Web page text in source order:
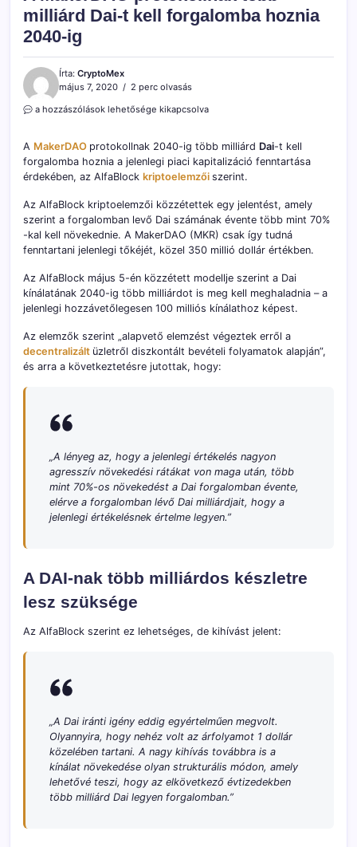
milliárd Dai-t kell forgalomba hoznia
2040-ig
Írta: CryptoMex
május 7, 2020
2 perc olvasás
A
több
milliárd
Dai-
kell
forgalomba
hoznia
2040-
bejegyzéshez
a hozzászólások lehetősége kikapcsolva
A MakerDAO protokollnak 2040-ig több milliárd Dai-t kell
forgalomba hoznia a jelenlegi piaci kapitalizáció fenntartása
érdekében, az AlfaBlock kriptoelemzői szerint.
Az AlfaBlock kriptoelemzői közzétettek egy jelentést, amely
szerint a forgalomban levő Dai számának évente több mint 70%
-kal kell növekednie. A MakerDAO (MKR) csak így tudná
fenntartani jelenlegi tőkéjét, közel 350 millió dollár értékben.
Az AlfaBlock május 5-én közzétett modellje szerint a Dai
kínálatának 2040-ig több milliárdot is meg kell meghaladnia – a
jelenlegi hozzávetőlegesen 100 milliós kínálathoz képest.
Az elemzők szerint „alapvető elemzést végeztek erről a
decentralizált üzletről diszkontált bevételi folyamatok alapján”,
és arra a következtetésre jutottak, hogy:
„A lényeg az, hogy a jelenlegi értékelés nagyon
agresszív növekedési rátákat von maga után, több
mint 70%-os növekedést a Dai forgalomban évente,
elérve a forgalomban lévő Dai milliárdjait, hogy a
jelenlegi értékelésnek értelme legyen.”
A DAI-nak több milliárdos készletre
lesz szüksége
Az AlfaBlock szerint ez lehetséges, de kihívást jelent:
„A Dai iránti igény eddig egyértelműen megvolt.
Olyannyira, hogy nehéz volt az árfolyamot 1 dollár
közelében tartani. A nagy kihívás továbbra is a
kínálat növekedése olyan strukturális módon, amely
lehetővé teszi, hogy az elkövetkező évtizedekben
több milliárd Dai legyen forgalomban.”